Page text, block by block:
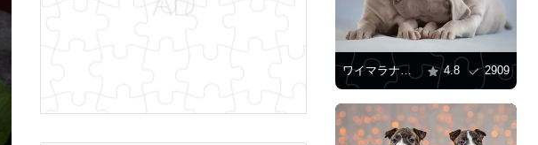
ワイマラナードッグの子犬 4.8 2909